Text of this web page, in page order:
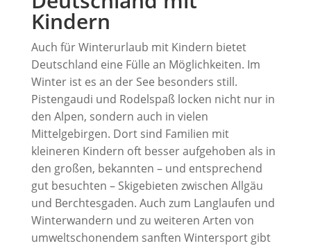
Kindern
Auch für Winterurlaub mit Kindern bietet
Deutschland eine Fülle an Möglichkeiten. Im
Winter ist es an der See besonders still.
Pistengaudi und Rodelspaß locken nicht nur in
den Alpen, sondern auch in vielen
Mittelgebirgen. Dort sind Familien mit
kleineren Kindern oft besser aufgehoben als in
den großen, bekannten – und entsprechend
gut besuchten – Skigebieten zwischen Allgäu
und Berchtesgaden. Auch zum Langlaufen und
Winterwandern und zu weiteren Arten von
umweltschonendem sanften Wintersport gibt